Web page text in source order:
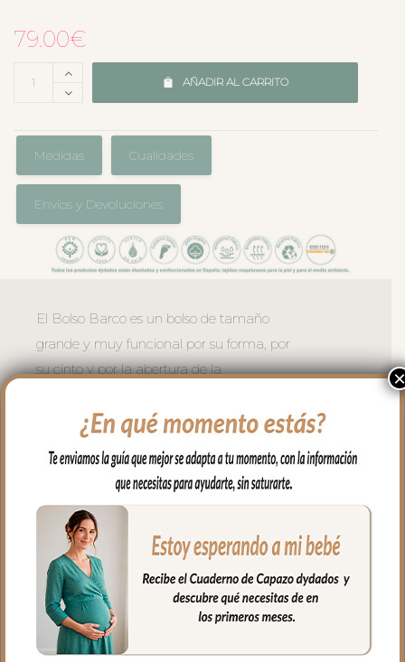
79.00€
AÑADIR AL CARRITO
Medidas Cualidades
Envíos y Devoluciones
El Bolso Barco es un bolso de tamaño
grande y muy funcional por su forma, por
su cinto y por la abertura de la
piqué; un piqué de algodón. Puedes lavar
jabones no abrasivos y secado al natural.
Recuerda quitar el culete rígido antes de
lavar.
Cuenta con un bolsillo exterior en todo el
lateral, en piqué con bordados.
Se sujeta al carrito mediante broches de
presión en el asa. Esta asa es muy largo y
regulable para llevar al hombro.
×